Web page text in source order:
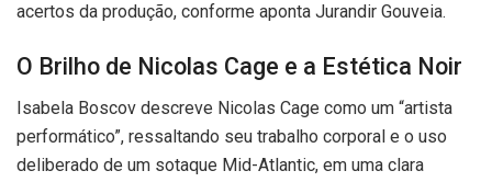
acertos da produção, conforme aponta Jurandir Gouveia.
O Brilho de Nicolas Cage e a Estética Noir
Isabela Boscov descreve Nicolas Cage como um “artista
performático”, ressaltando seu trabalho corporal e o uso
deliberado de um sotaque Mid-Atlantic, em uma clara